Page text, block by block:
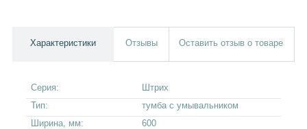
Характеристики Отзывы Оставить отзыв о товаре
Серия:
Штрих
Тип:
тумба с умывальником
Ширина, мм:
600